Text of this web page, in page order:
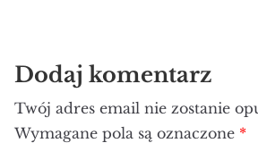
Dodaj komentarz
Twój adres email nie zostanie
Wymagane pola są oznaczone *